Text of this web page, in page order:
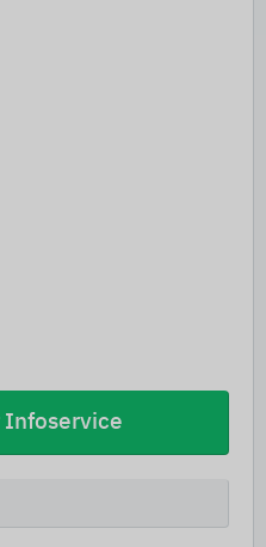
Infoservice